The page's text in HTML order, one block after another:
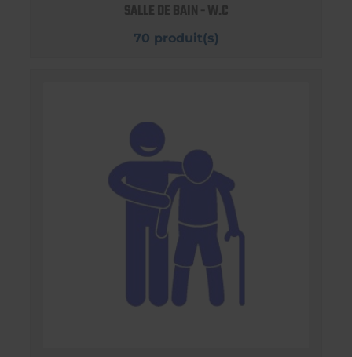
SALLE DE BAIN - W.C
70 produit(s)